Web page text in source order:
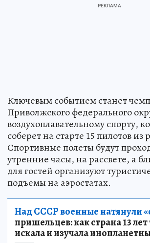
Ключевым событием станет
Приволжского федерального
воздухоплавательному спорту,
соберет на старте 15 пилотов
Спортивные полеты будут
утренние часы, на рассвете, а
для гостей организуют
подъемы на аэростатах.
Над СССР военные натянули
пришельцев: как страна 13
искала и изучала